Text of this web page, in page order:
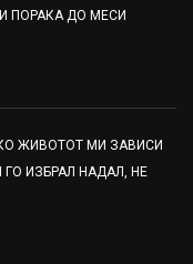
ПОРАКА ДО МЕСИ
ЖИВОТОТ МИ ЗАВИСИ
ИЗБРАЛ НАДАЛ, НЕ